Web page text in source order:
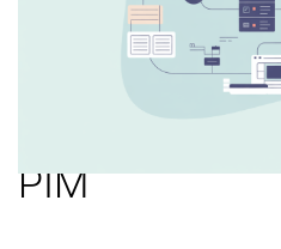
gestione
workflow
PIM